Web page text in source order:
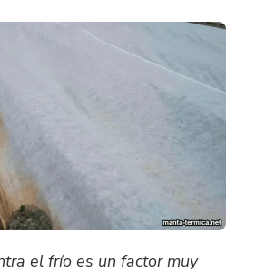
FRÍO
CULTIVOS
el frío es un factor muy